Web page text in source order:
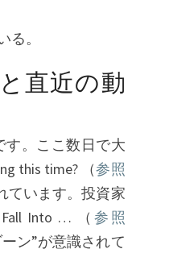
。
直近の動
す。ここ数日で大
this time? （参照
ています。投資家
Fall Into … （ 参照
ン”が意識されて